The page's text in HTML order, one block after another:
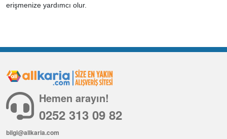
erişmenize yardımcı olur.
Hemen arayın!
0252 313 09 82
bilgi@allkaria.com